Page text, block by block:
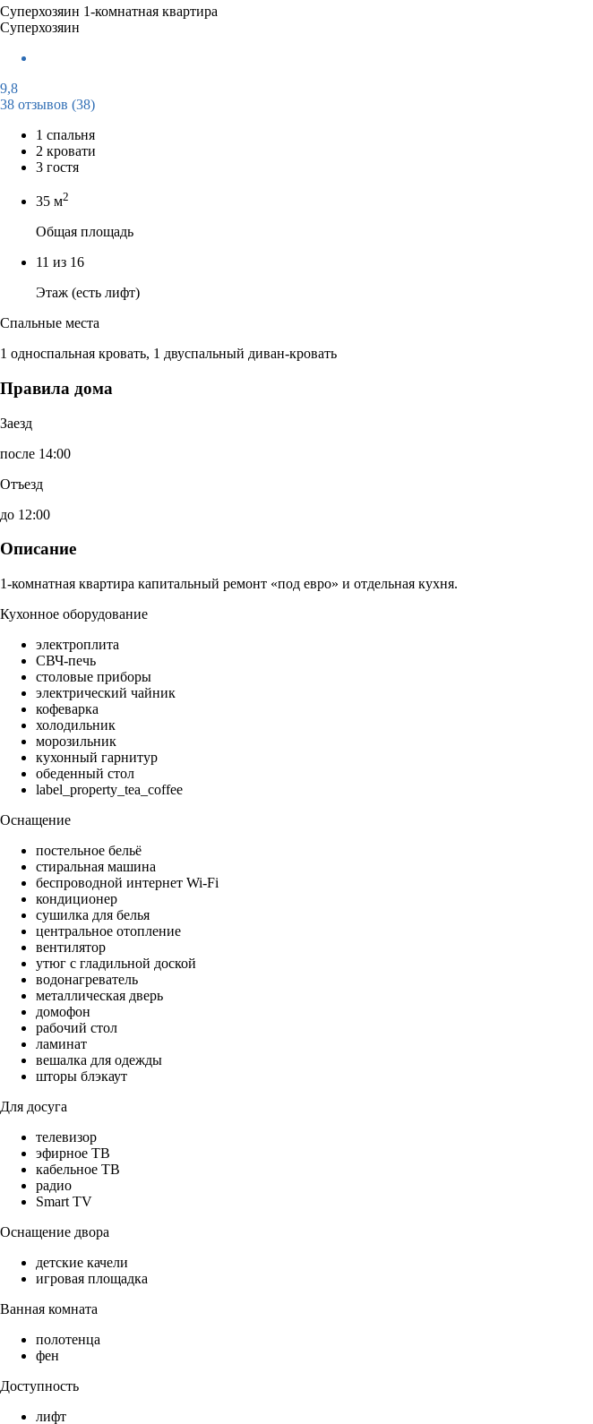
Суперхозяин 1-комнатная квартира
Суперхозяин
9,8
38 отзывов (38)
1 спальня
2 кровати
3 гостя
35 м2
Общая площадь
11 из 16
Этаж (есть лифт)
Спальные места
1 односпальная кровать, 1 двуспальный диван-кровать
Правила дома
Заезд
после 14:00
Отъезд
до 12:00
Описание
1-комнатная квартира капитальный ремонт «под евро» и отдельная кухня.
Кухонное оборудование
электроплита
СВЧ-печь
столовые приборы
электрический чайник
кофеварка
холодильник
морозильник
кухонный гарнитур
обеденный стол
label_property_tea_coffee
Оснащение
постельное бельё
стиральная машина
беспроводной интернет Wi-Fi
кондиционер
сушилка для белья
центральное отопление
вентилятор
утюг с гладильной доской
водонагреватель
металлическая дверь
домофон
рабочий стол
ламинат
вешалка для одежды
шторы блэкаут
Для досуга
телевизор
эфирное ТВ
кабельное ТВ
радио
Smart TV
Оснащение двора
детские качели
игровая площадка
Ванная комната
полотенца
фен
Доступность
лифт